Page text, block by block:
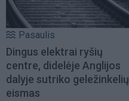
Pasaulis
Dingus elektrai ryšių
centre, didelėje Anglijos
dalyje sutriko geležinkelių
eismas